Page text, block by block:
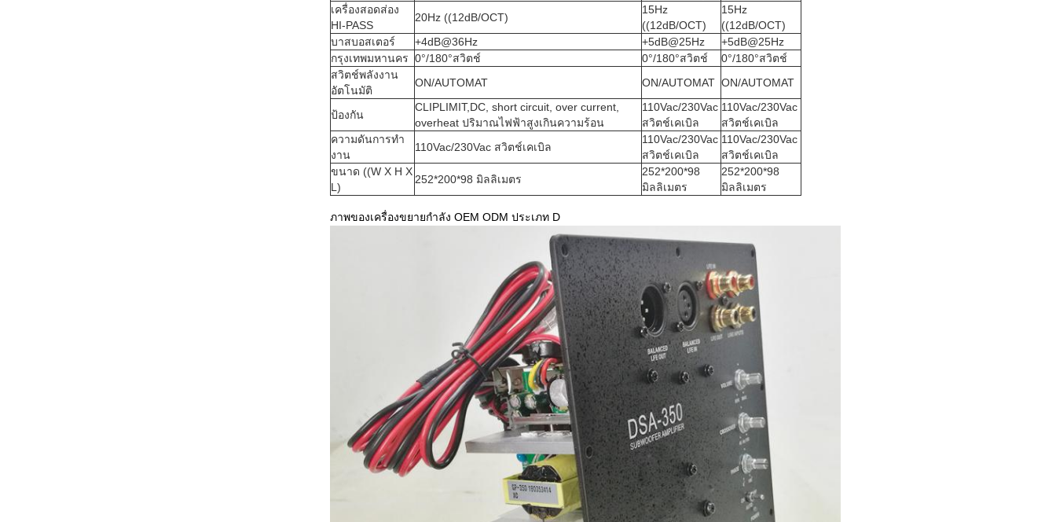
เครื่องสอดส่อง
HI-PASS
20Hz ((12dB/OCT)
15Hz
((12dB/OCT)
15Hz
((12dB/OCT)
บาสบอสเตอร์
+4dB@36Hz +5dB@25Hz
+5dB@25Hz
กรุงเทพมหานคร 0°/180°สวิตช์ 0°/180°สวิตช์ 0°/180°สวิตช์
สวิตช์พลังงาน
อัตโนมัติ
ON/AUTOMAT ON/AUTOMAT ON/AUTOMAT
ป้องกัน
CLIPLIMIT,DC, short circuit, over current,
overheat ปริมาณไฟฟ้าสูงเกินความร้อน
110Vac/230Vac
สวิตช์เคเบิล
110Vac/230Vac
สวิตช์เคเบิล
ความดันการทํา
งาน
110Vac/230Vac สวิตช์เคเบิล
110Vac/230Vac
สวิตช์เคเบิล
110Vac/230Vac
สวิตช์เคเบิล
ขนาด ((W X H X
L)
252*200*98 มิลลิเมตร
252*200*98
มิลลิเมตร
252*200*98
มิลลิเมตร
ภาพของเครื่องขยายกําลัง OEM ODM ประเภท D